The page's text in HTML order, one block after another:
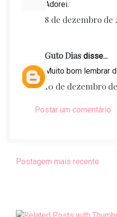
Adorei.
8 de dezembro de
Guto Dias disse...
Muito bom lembrar
10 de dezembro
Postar um comentário
Postagem mais recente